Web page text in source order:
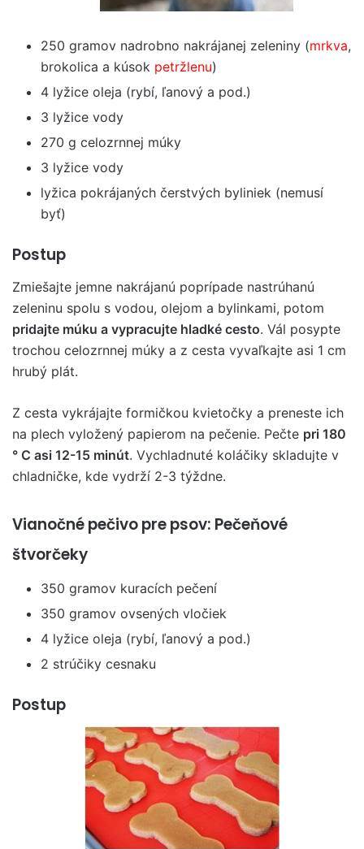
250 gramov nadrobno nakrájanej zeleniny (mrkva,
brokolica a kúsok petržlenu)
4 lyžice oleja (rybí, ľanový a pod.)
3 lyžice vody
270 g celozrnnej múky
3 lyžice vody
lyžica pokrájaných čerstvých byliniek (nemusí
byť)
Postup
Zmiešajte jemne nakrájanú poprípade nastrúhanú
zeleninu spolu s vodou, olejom a bylinkami, potom
pridajte múku a vypracujte hladké cesto. Vál posypte
trochou celozrnnej múky a z cesta vyvaľkajte asi 1 cm
hrubý plát.
Z cesta vykrájajte formičkou kvietočky a preneste ich
na plech vyložený papierom na pečenie. Pečte pri 180
° C asi 12-15 minút. Vychladnuté koláčiky skladujte v
chladničke, kde vydrží 2-3 týždne.
Vianočné pečivo pre psov: Pečeňové
štvorčeky
350 gramov kuracích pečení
350 gramov ovsených vločiek
4 lyžice oleja (rybí, ľanový a pod.)
2 strúčiky cesnaku
Postup